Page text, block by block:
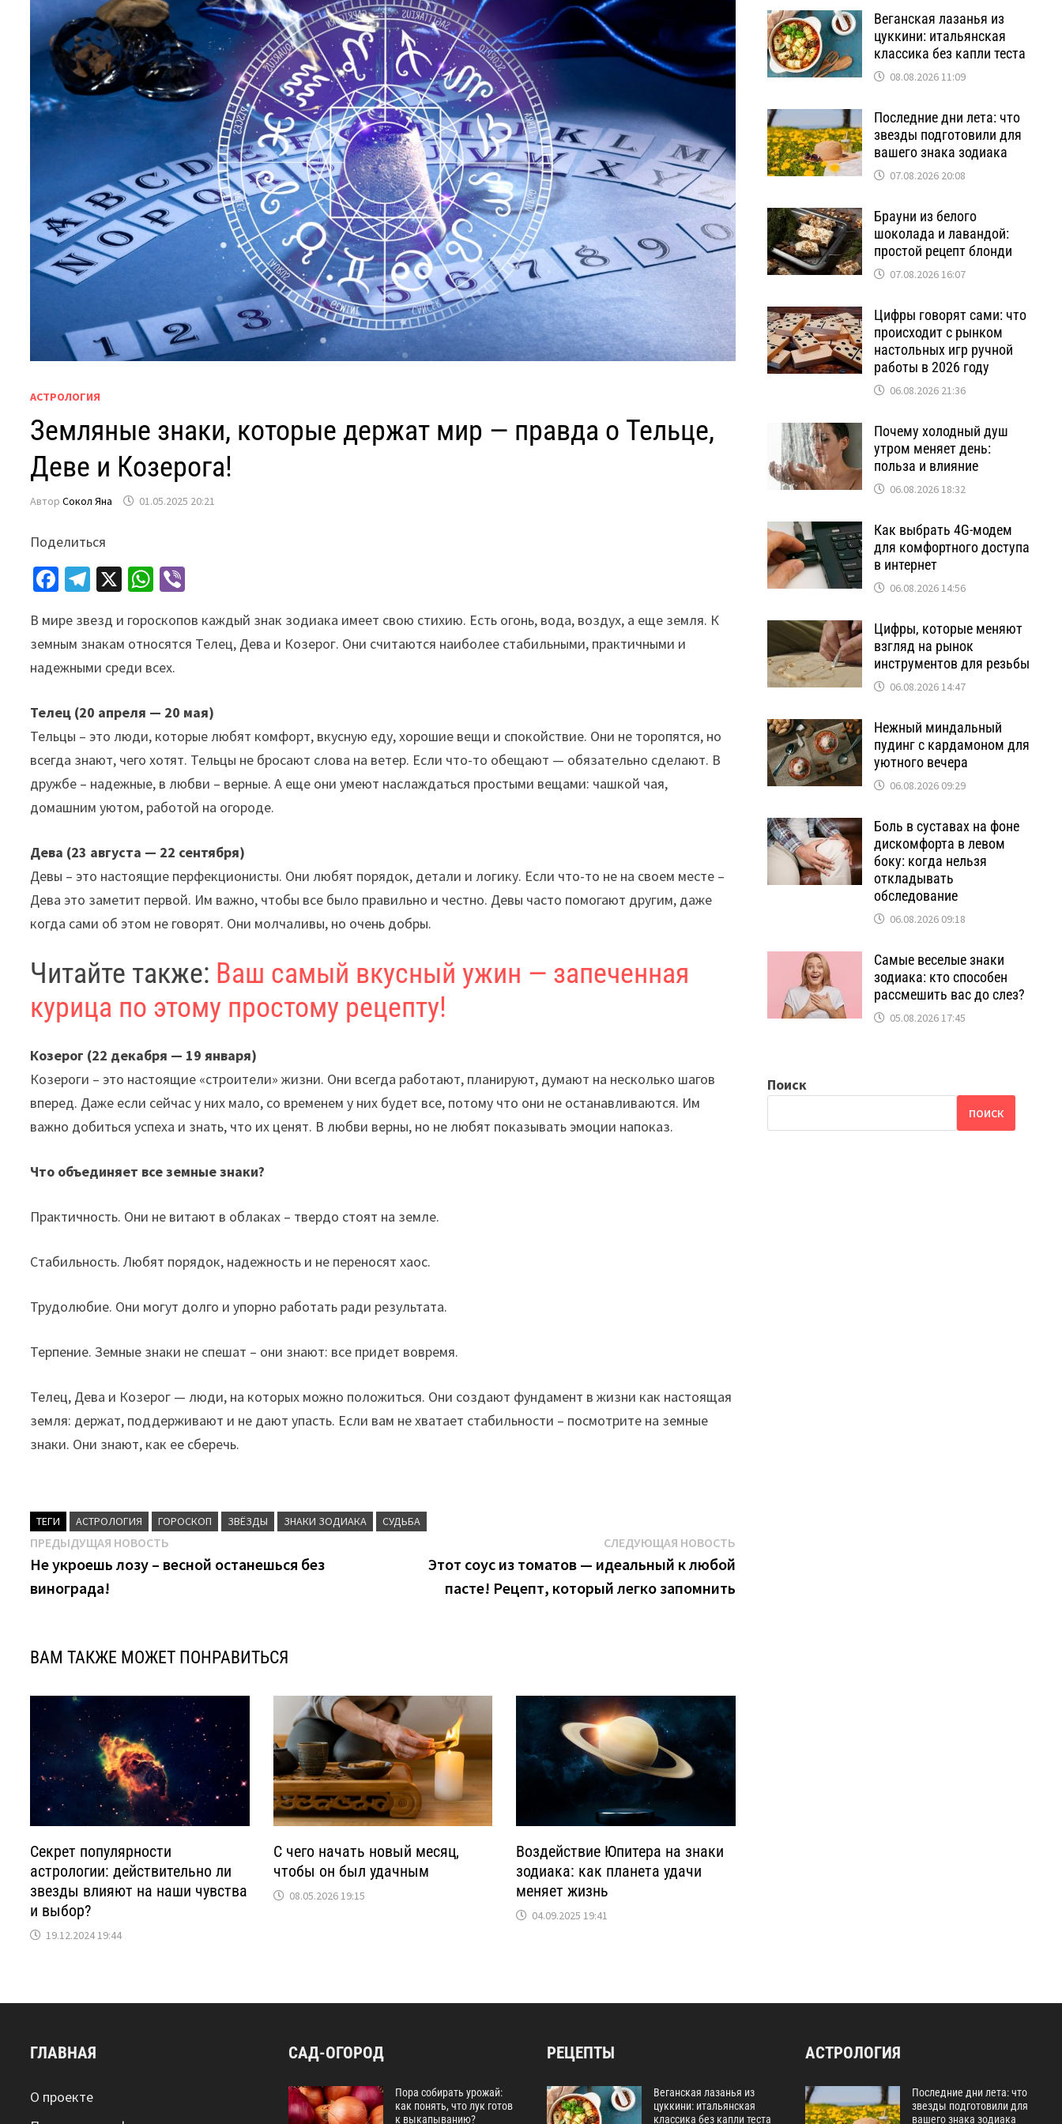
АСТРОЛОГИЯ
Земляные знаки, которые держат мир — правда о Тельце,
Деве и Козерога!
АвторСокол Яна 01.05.2025 20:21
Поделиться
Fa
b
o
o
k
Te
gr
a
m
X
W
at
sA
p
p
er
В мире звезд и гороскопов каждый знак зодиака имеет свою стихию. Есть огонь, вода, воздух, а еще земля. К
земным знакам относятся Телец, Дева и Козерог. Они считаются наиболее стабильными, практичными и
надежными среди всех.
Телец (20 апреля — 20 мая)
Тельцы – это люди, которые любят комфорт, вкусную еду, хорошие вещи и спокойствие. Они не торопятся, но
всегда знают, чего хотят. Тельцы не бросают слова на ветер. Если что-то обещают — обязательно сделают. В
дружбе – надежные, в любви – верные. А еще они умеют наслаждаться простыми вещами: чашкой чая,
домашним уютом, работой на огороде.
Дева (23 августа — 22 сентября)
Девы – это настоящие перфекционисты. Они любят порядок, детали и логику. Если что-то не на своем месте –
Дева это заметит первой. Им важно, чтобы все было правильно и честно. Девы часто помогают другим, даже
когда сами об этом не говорят. Они молчаливы, но очень добры.
Читайте также: Ваш самый вкусный ужин — запеченная
курица по этому простому рецепту!
Козерог (22 декабря — 19 января)
Козероги – это настоящие «строители» жизни. Они всегда работают, планируют, думают на несколько шагов
вперед. Даже если сейчас у них мало, со временем у них будет все, потому что они не останавливаются. Им
важно добиться успеха и знать, что их ценят. В любви верны, но не любят показывать эмоции напоказ.
Что объединяет все земные знаки?
Практичность. Они не витают в облаках – твердо стоят на земле.
Стабильность. Любят порядок, надежность и не переносят хаос.
Трудолюбие. Они могут долго и упорно работать ради результата.
Терпение. Земные знаки не спешат – они знают: все придет вовремя.
Телец, Дева и Козерог — люди, на которых можно положиться. Они создают фундамент в жизни как настоящая
земля: держат, поддерживают и не дают упасть. Если вам не хватает стабильности – посмотрите на земные
знаки. Они знают, как ее сберечь.
ТЕГИ АСТРОЛОГИЯ ГОРОСКОП ЗВЁЗДЫ ЗНАКИ ЗОДИАКА СУДЬБА
Навигация
по
записям
ПРЕДЫДУЩАЯ НОВОСТЬ
новость:
Не укроешь лозу – весной останешься без
винограда!
СЛЕДУЮЩАЯ НОВОСТЬСледующая
новость:
Этот соус из томатов — идеальный к любой
пасте! Рецепт, который легко запомнить
ВАМ ТАКЖЕ МОЖЕТ ПОНРАВИТЬСЯ
Секрет популярности
астрологии: действительно ли
звезды влияют на наши чувства
и выбор?
19.12.2024 19:44
С чего начать новый месяц,
чтобы он был удачным
08.05.2026 19:15
Воздействие Юпитера на знаки
зодиака: как планета удачи
меняет жизнь
04.09.2025 19:41
Веганская лазанья из
цуккини: итальянская
классика без капли теста
08.08.2026 11:09
Последние дни лета: что
звезды подготовили для
вашего знака зодиака
07.08.2026 20:08
Брауни из белого
шоколада и лавандой:
простой рецепт блонди
07.08.2026 16:07
Цифры говорят сами: что
происходит с рынком
настольных игр ручной
работы в 2026 году
06.08.2026 21:36
Почему холодный душ
утром меняет день:
польза и влияние
06.08.2026 18:32
Как выбрать 4G-модем
для комфортного доступа
в интернет
06.08.2026 14:56
Цифры, которые меняют
взгляд на рынок
инструментов для резьбы
06.08.2026 14:47
Нежный миндальный
пудинг с кардамоном для
уютного вечера
06.08.2026 09:29
Боль в суставах на фоне
дискомфорта в левом
боку: когда нельзя
откладывать
обследование
06.08.2026 09:18
Самые веселые знаки
зодиака: кто способен
рассмешить вас до слез?
05.08.2026 17:45
Поиск
ПОИСК
ГЛАВНАЯ
О проекте
САД-ОГОРОД
Пора собирать урожай:
как понять, что лук готов
к выкапыванию?
РЕЦЕПТЫ
Веганская лазанья из
цуккини: итальянская
классика без капли теста
АСТРОЛОГИЯ
Последние дни лета: что
звезды подготовили для
вашего знака зодиака